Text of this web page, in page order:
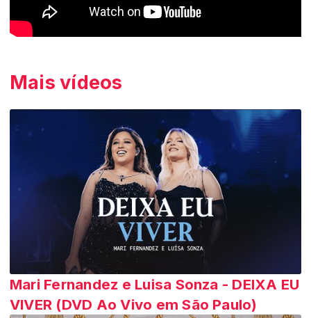
Mais vídeos
Mari Fernandez e Luisa Sonza - DEIXA EU
VIVER (DVD Ao Vivo em São Paulo)